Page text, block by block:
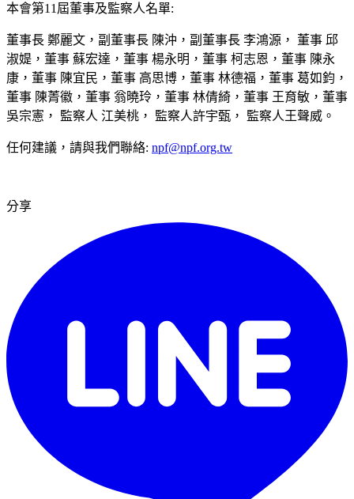
本會第11屆董事及監察人名單:
董事長 鄭麗文，副董事長 陳沖，副董事長 李鴻源， 董事 邱
淑媞，董事 蘇宏達，董事 楊永明，董事 柯志恩，董事 陳永
康，董事 陳宜民，董事 高思博，董事 林德福，董事 葛如鈞，
董事 陳菁徽，董事 翁曉玲，董事 林倩綺，董事 王育敏，董事
吳宗憲， 監察人 江美桃， 監察人許宇甄， 監察人王聲威。
任何建議，請與我們聯絡: npf@npf.org.tw
分享